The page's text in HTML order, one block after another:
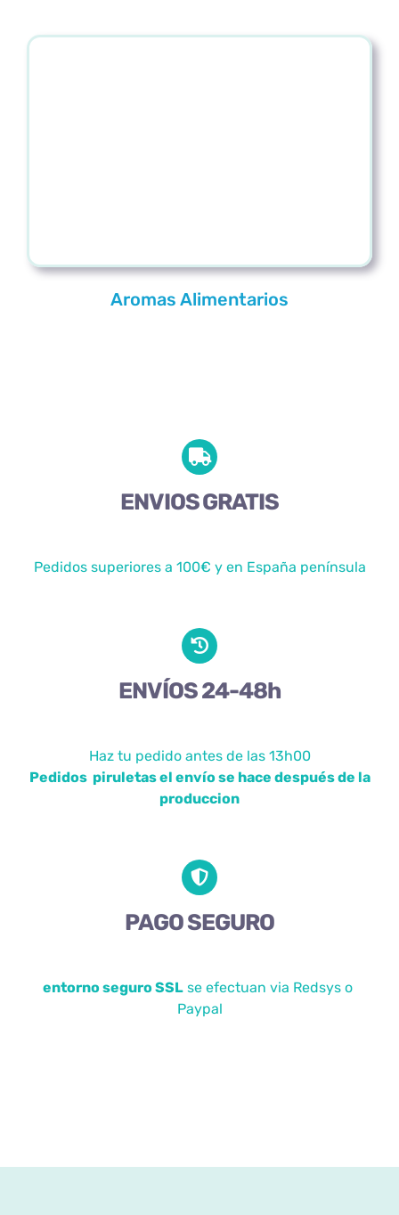
Aromas Alimentarios
ENVIOS GRATIS
Pedidos superiores a 100€ y en España península
ENVÍOS 24-48h
Haz tu pedido antes de las 13h00
Pedidos piruletas el envío se hace después de la
produccion
PAGO SEGURO
entorno seguro SSL se efectuan via Redsys o
Paypal